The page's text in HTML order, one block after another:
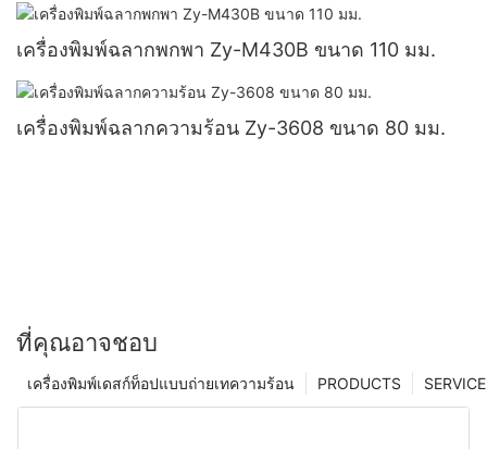
เครื่องพิมพ์ฉลากพกพา Zy-M430B ขนาด 110 มม.
เครื่องพิมพ์ฉลากความร้อน Zy-3608 ขนาด 80 มม.
ที่คุณอาจชอบ
SERVICE
PRODUCTS
เครื่องพิมพ์เดสก์ท็อปแบบถ่ายเทความร้อน